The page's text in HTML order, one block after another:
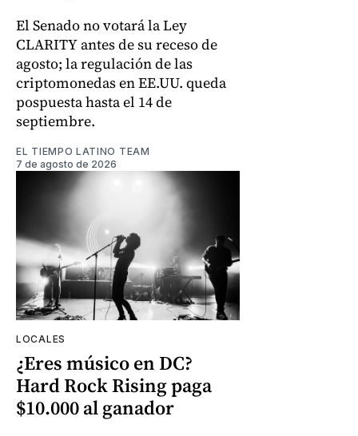
El Senado no votará la Ley
CLARITY antes de su receso de
agosto; la regulación de las
criptomonedas en EE.UU. queda
pospuesta hasta el 14 de
septiembre.
EL TIEMPO LATINO TEAM
7 de agosto de 2026
LOCALES
¿Eres músico en DC?
Hard Rock Rising paga
$10.000 al ganador